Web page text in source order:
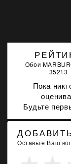
Обои
35213
Пока
Будьте
Оставьте Ваш